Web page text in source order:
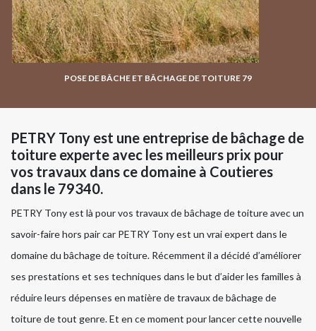
POSE DE BÂCHE ET BÂCHAGE DE TOITURE 79
PETRY Tony est une entreprise de bâchage de
toiture experte avec les meilleurs prix pour
vos travaux dans ce domaine à Coutieres
dans le 79340.
PETRY Tony est là pour vos travaux de bâchage de toiture avec un
savoir-faire hors pair car PETRY Tony est un vrai expert dans le
domaine du bâchage de toiture. Récemment il a décidé d’améliorer
ses prestations et ses techniques dans le but d’aider les familles à
réduire leurs dépenses en matière de travaux de bâchage de
toiture de tout genre. Et en ce moment pour lancer cette nouvelle